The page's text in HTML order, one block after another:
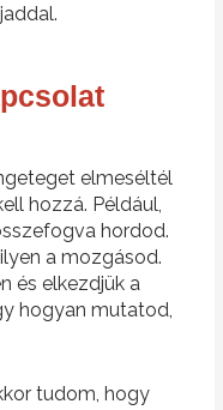
elmeséltél
hozzá. Például,
hordod.
a mozgásod.
és elkezdjük a
hogyan mutatod,
tudom, hogy